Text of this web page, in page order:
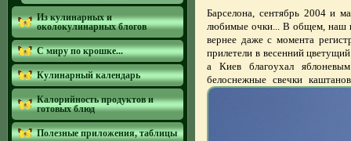
Из кулинарных и
околокулинарных блогов
С миру по крошке...
Кулинарный календарь
Калорийность продуктов и
готовых блюд
Полезные приложения, таблицы
Барселона, сентябрь 2004 и
любимые очки... В общем, наш
вернее даже с момента
прилетели в весенний
а Киев благоухал
белоснежные свечки